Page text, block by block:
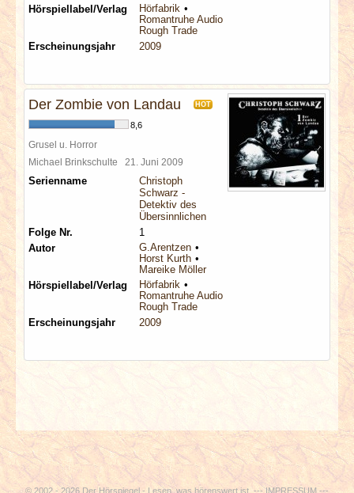
Hörspiellabel/Verlag
Hörfabrik
Romantruhe Audio
Rough Trade
Erscheinungsjahr
2009
Der Zombie von Landau HOT
8,6
Grusel u. Horror
Michael Brinkschulte 21. Juni 2009
Serienname
Christoph
Schwarz -
Detektiv des
Übersinnlichen
Folge Nr.
1
Autor
G.Arentzen
Horst Kurth
Mareike Möller
Hörspiellabel/Verlag
Hörfabrik
Romantruhe Audio
Rough Trade
Erscheinungsjahr
2009
© 2002 - 2026 Der Hörspiegel - Lesen, was hörenswert ist. ---IMPRESSUM ---